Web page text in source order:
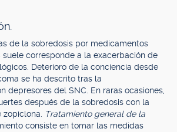
de la sobredosis por medicamentos
corresponde a la exacerbación de
Deterioro de la conciencia desde
se ha descrito tras la
depresores del SNC. En raras ocasiones,
después de la sobredosis con la
Tratamiento general de la
consiste en tomar las medidas